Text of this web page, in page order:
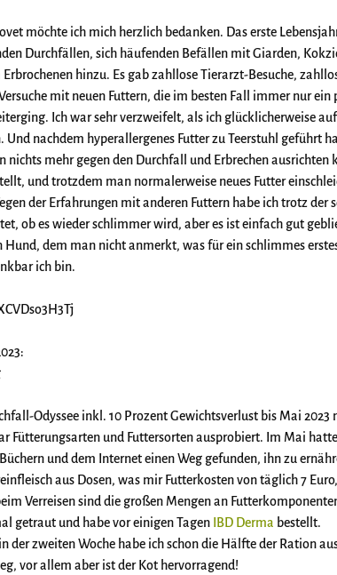
möchte ich mich herzlich bedanken. Das erste
Durchfällen, sich häufenden Befällen mit Giarden,
hinzu. Es gab zahllose Tierarzt-Besuche,
mit neuen Futtern, die im besten Fall immer nur ein
Ich war sehr verzweifelt, als ich glücklicherweise
Und nachdem hyperallergenes Futter zu Teerstuhl geführt
nichts mehr gegen den Durchfall und Erbrechen
und trotzdem man normalerweise neues Futter
der Erfahrungen mit anderen Futtern habe ich trotz der
ob es wieder schlimmer wird, aber es ist einfach gut
dem man nicht anmerkt, was für ein schlimmes
ich bin.
Odyssee inkl. 10 Prozent Gewichtsverlust bis Mai
Fütterungsarten und Futtersorten ausprobiert. Im Mai
und dem Internet einen Weg gefunden, ihn zu
aus Dosen, was mir Futterkosten von täglich 7
Verreisen sind die großen Mengen an
getraut und habe vor einigen Tagen IBD Derma bestellt.
der zweiten Woche habe ich schon die Hälfte der Ration
vor allem aber ist der Kot hervorragend!